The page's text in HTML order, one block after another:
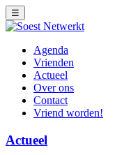
☰
Agenda
Vrienden
Actueel
Over ons
Contact
Vriend worden!
Actueel